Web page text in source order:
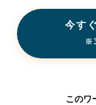
今す
このワ